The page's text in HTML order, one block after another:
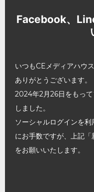
Facebook、
いつもCEメディアハウ
ありがとうございます。
2024年2月26日をもっ
しました。
ソーシャルログインを
にお手数ですが、上記
をお願いいたします。